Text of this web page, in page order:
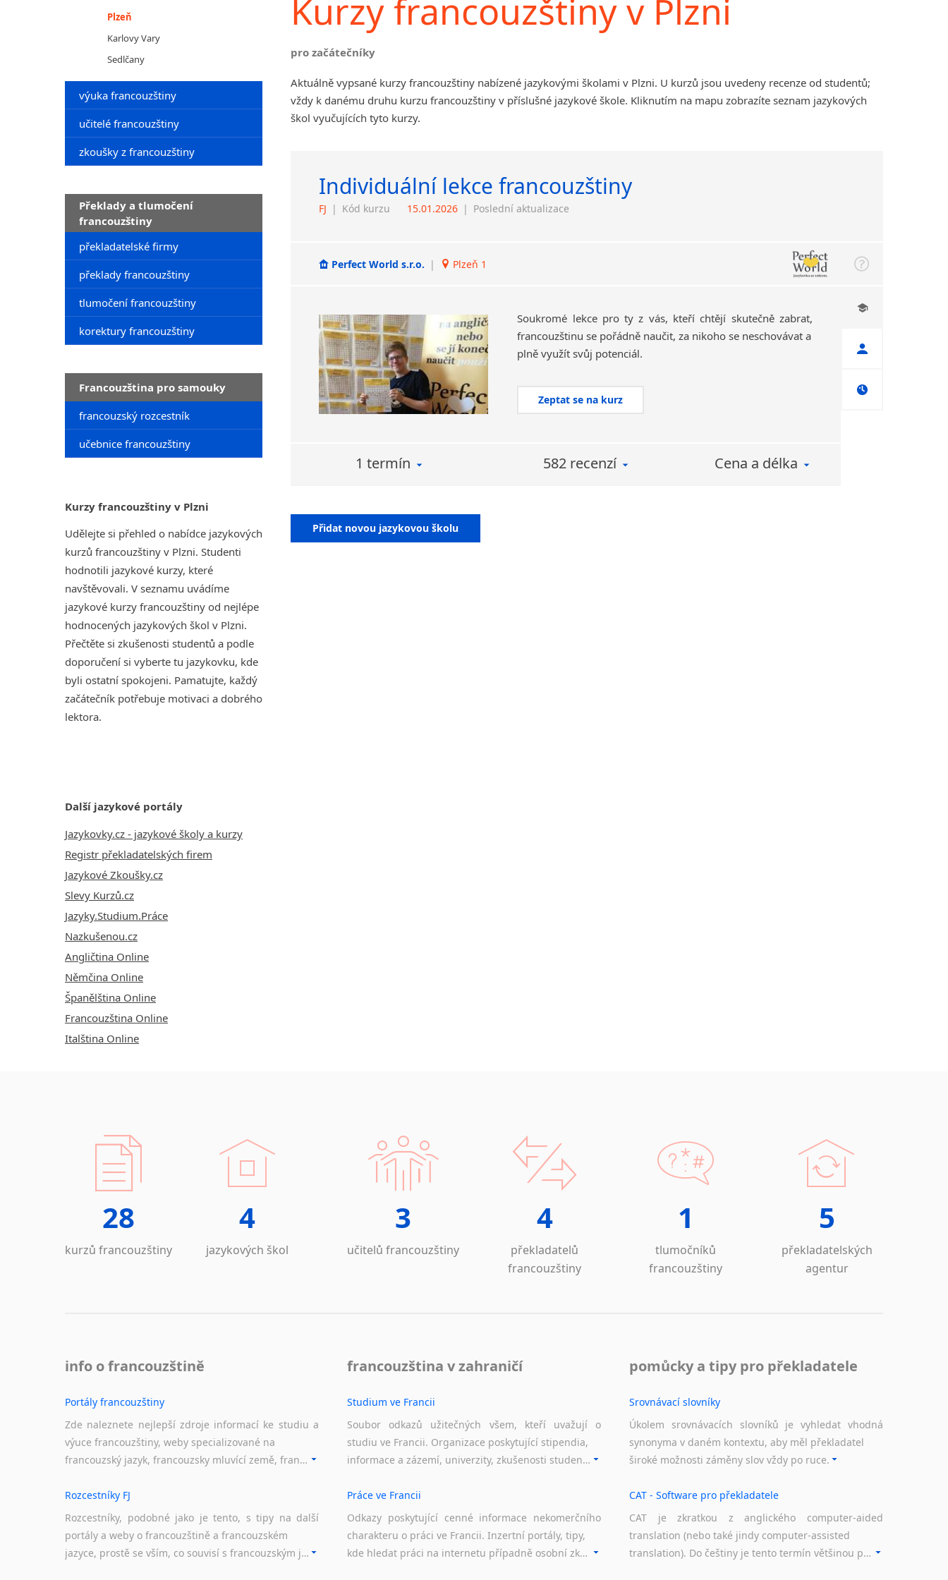
Plzeň
Karlovy Vary
Sedlčany
výuka francouzštiny
učitelé francouzštiny
zkoušky z francouzštiny
Překlady a tlumočení
francouzštiny
překladatelské firmy
překlady francouzštiny
tlumočení francouzštiny
korektury francouzštiny
Francouzština pro samouky
francouzský rozcestník
učebnice francouzštiny
Kurzy francouzštiny v Plzni
Udělejte si přehled o nabídce jazykových
kurzů francouzštiny v Plzni. Studenti
hodnotili jazykové kurzy, které
navštěvovali. V seznamu uvádíme
jazykové kurzy francouzštiny od nejlépe
hodnocených jazykových škol v Plzni.
Přečtěte si zkušenosti studentů a podle
doporučení si vyberte tu jazykovku, kde
byli ostatní spokojeni. Pamatujte, každý
začátečník potřebuje motivaci a dobrého
lektora.
Další jazykové portály
Jazykovky.cz - jazykové školy a kurzy
Registr překladatelských firem
Jazykové Zkoušky.cz
Slevy Kurzů.cz
Jazyky.Studium.Práce
Nazkušenou.cz
Angličtina Online
Němčina Online
Španělština Online
Francouzština Online
Italština Online
Kurzy francouzštiny v Plzni
pro začátečníky
Aktuálně vypsané kurzy francouzštiny nabízené jazykovými školami v Plzni. U kurzů jsou uvedeny recenze od studentů;
vždy k danému druhu kurzu francouzštiny v příslušné jazykové škole. Kliknutím na mapu zobrazíte seznam jazykových
škol vyučujících tyto kurzy.
Individuální lekce francouzštiny
FJ | Kód kurzu 15.01.2026 | Poslední aktualizace
Perfect World s.r.o. | Plzeň 1
Soukromé lekce pro ty z vás, kteří chtějí skutečně zabrat,
francouzštinu se pořádně naučit, za nikoho se neschovávat a
plně využít svůj potenciál.
Zeptat se na kurz
1 termín 582 recenzí Cena a délka
Přidat novou jazykovou školu
28
kurzů francouzštiny
4
jazykových škol
3
učitelů francouzštiny
4
překladatelů
francouzštiny
1
tlumočníků
francouzštiny
5
překladatelských
agentur
info o francouzštině
Portály francouzštiny
Zde naleznete nejlepší zdroje informací ke studiu a
výuce francouzštiny, weby specializované na
francouzský jazyk, francouzsky mluvící země, francouzské portály apod. Rubrika obsahuje zejména komplexní a maximálně kvalitní stránky využitelné ke studiu francouzštiny.
Rozcestníky FJ
Rozcestníky, podobné jako je tento, s tipy na další
portály a weby o francouzštině a francouzském
jazyce, prostě se vším, co souvisí s francouzským jazykem a jeho využitím.
francouzština v zahraničí
Studium ve Francii
Soubor odkazů užitečných všem, kteří uvažují o
studiu ve Francii. Organizace poskytující stipendia,
informace a zázemí, univerzity, zkušenosti studentů.
Práce ve Francii
Odkazy poskytující cenné informace nekomerčního
charakteru o práci ve Francii. Inzertní portály, tipy,
kde hledat práci na internetu případně osobní zkušenosti ostatních.
pomůcky a tipy pro překladatele
Srovnávací slovníky
Úkolem srovnávacích slovníků je vyhledat vhodná
synonyma v daném kontextu, aby měl překladatel
široké možnosti záměny slov vždy po ruce.
CAT - Software pro překladatele
CAT je zkratkou z anglického computer-aided
translation (nebo také jindy computer-assisted
translation). Do češtiny je tento termín většinou překládán jako počítačem podporovaný překlad či překlad podporovaný počítačem. Nástroje CAT ukládají překládané fráze a při dalším překladu vám je automaticky nabízejí, takže se již nemusíte zdržovat s jejich dalším překládáním.